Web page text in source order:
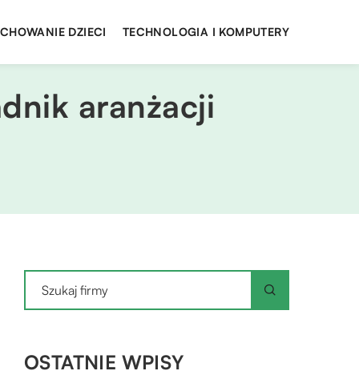
DZIECI TECHNOLOGIA I KOMPUTERY
aranżacji
OSTATNIE WPISY